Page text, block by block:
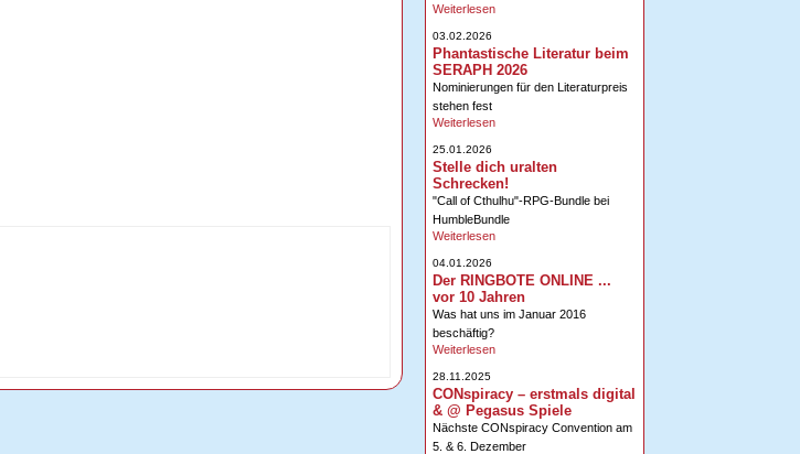
Weiterlesen
03.02.2026
Phantastische Literatur beim
SERAPH 2026
Nominierungen für den Literaturpreis
stehen fest
Weiterlesen
25.01.2026
Stelle dich uralten
Schrecken!
"Call of Cthulhu"-RPG-Bundle bei
HumbleBundle
Weiterlesen
04.01.2026
Der RINGBOTE ONLINE ...
vor 10 Jahren
Was hat uns im Januar 2016
beschäftig?
Weiterlesen
28.11.2025
CONspiracy – erstmals digital
& @ Pegasus Spiele
Nächste CONspiracy Convention am
5. & 6. Dezember